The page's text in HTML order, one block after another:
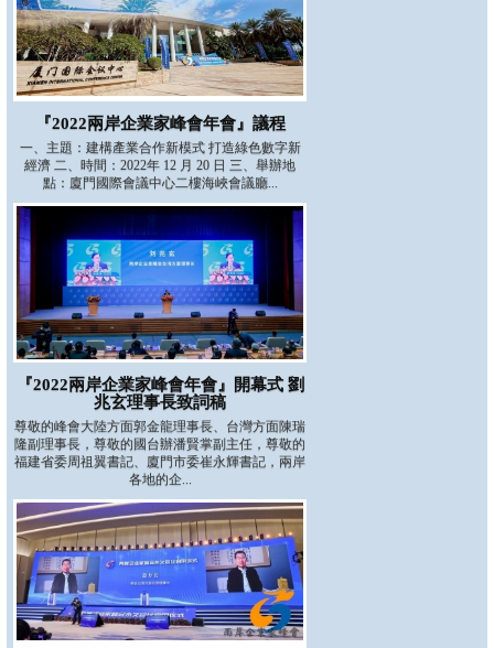
『2022兩岸企業家峰會年會』議程
一、主題：建構產業合作新模式 打造綠色數字新
經濟 二、時間：2022年 12 月 20 日 三、舉辦地
點：廈門國際會議中心二樓海峽會議廳...
『2022兩岸企業家峰會年會』開幕式 劉
兆玄理事長致詞稿
尊敬的峰會大陸方面郭金龍理事長、台灣方面陳瑞
隆副理事長，尊敬的國台辦潘賢掌副主任，尊敬的
福建省委周祖翼書記、廈門市委崔永輝書記，兩岸
各地的企...